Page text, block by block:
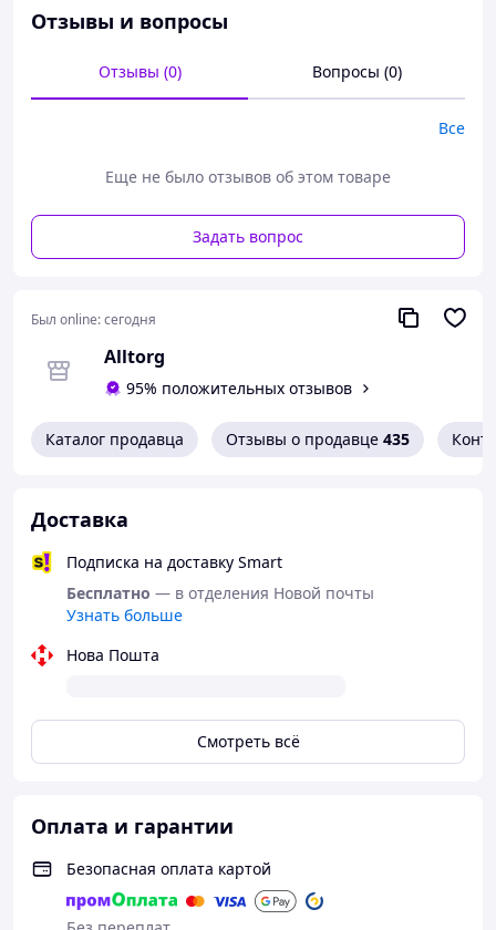
Отзывы и вопросы
Отзывы (0) Вопросы (0)
Все
Еще не было отзывов об этом товаре
Задать вопрос
Был online:сегодня
Alltorg
95% положительных отзывов
Каталог продавца Отзывы о продавце 435
Доставка
Подписка на доставку Smart
Бесплатно — в отделения Новой почты
Узнать больше
Нова Пошта
Смотреть всё
Оплата и гарантии
Безопасная оплата картой